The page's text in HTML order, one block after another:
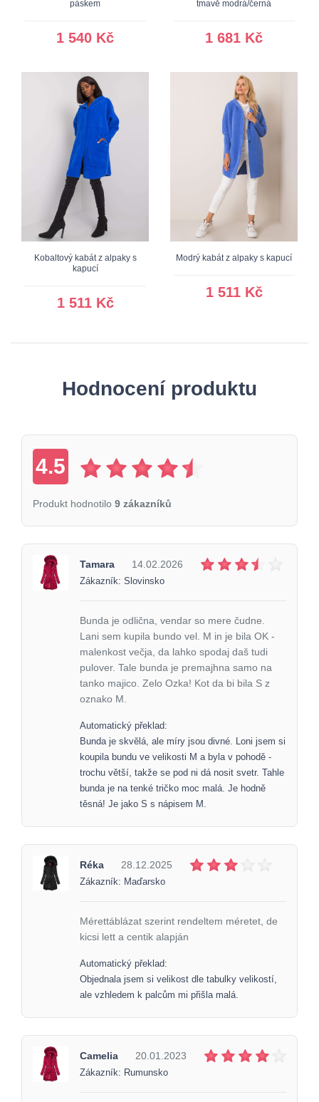
páskem
1 540 Kč
tmavě modrá/černá
1 681 Kč
Kobaltový kabát z alpaky s
kapucí
1 511 Kč
Modrý kabát z alpaky s kapucí
1 511 Kč
Hodnocení produktu
4.5
Produkt hodnotilo 9 zákazníků
Tamara 14.02.2026
Zákazník: Slovinsko
Bunda je odlična, vendar so mere čudne.
Lani sem kupila bundo vel. M in je bila OK -
malenkost večja, da lahko spodaj daš tudi
pulover. Tale bunda je premajhna samo na
tanko majico. Zelo Ozka! Kot da bi bila S z
oznako M.
Automatický překlad:
Bunda je skvělá, ale míry jsou divné. Loni jsem si
koupila bundu ve velikosti M a byla v pohodě -
trochu větší, takže se pod ni dá nosit svetr. Tahle
bunda je na tenké tričko moc malá. Je hodně
těsná! Je jako S s nápisem M.
Réka 28.12.2025
Zákazník: Maďarsko
Mérettáblázat szerint rendeltem méretet, de
kicsi lett a centik alapján
Automatický překlad:
Objednala jsem si velikost dle tabulky velikostí,
ale vzhledem k palcům mi přišla malá.
Camelia 20.01.2023
Zákazník: Rumunsko